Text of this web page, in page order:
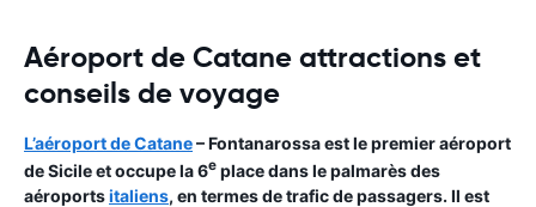
Aéroport de Catane attractions et
conseils de voyage
L’aéroport de Catane– Fontanarossa est le premier aéroport
de Sicile et occupe la 6e place dans le palmarès des
aéroportsitaliens, en termes de trafic de passagers. Il est